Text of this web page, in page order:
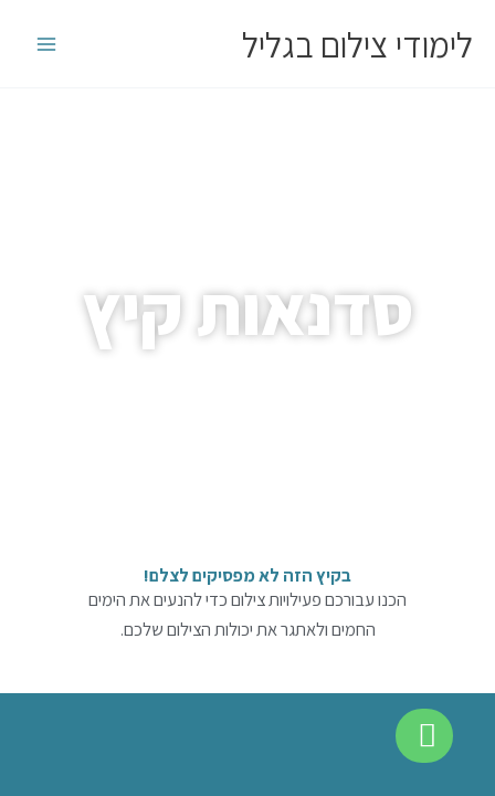
לימודי צילום בגליל
סדנאות קיץ
בקיץ הזה לא מפסיקים לצלם!
הכנו עבורכם פעילויות צילום כדי להנעים את הימים
החמים ולאתגר את יכולות הצילום שלכם.